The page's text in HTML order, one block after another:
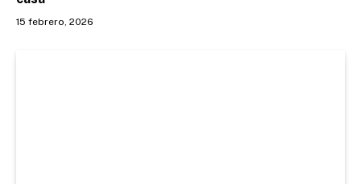
15 febrero, 2026